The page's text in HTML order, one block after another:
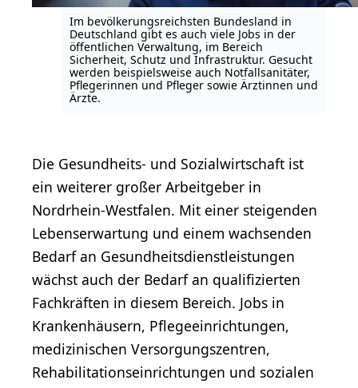
Im bevölkerungsreichsten Bundesland in
Deutschland gibt es auch viele Jobs in der
öffentlichen Verwaltung, im Bereich
Sicherheit, Schutz und Infrastruktur. Gesucht
werden beispielsweise auch Notfallsanitäter,
Pflegerinnen und Pfleger sowie Ärztinnen und
Ärzte.
Die Gesundheits- und Sozialwirtschaft ist
ein weiterer großer Arbeitgeber in
Nordrhein-Westfalen. Mit einer steigenden
Lebenserwartung und einem wachsenden
Bedarf an Gesundheitsdienstleistungen
wächst auch der Bedarf an qualifizierten
Fachkräften in diesem Bereich. Jobs in
Krankenhäusern, Pflegeeinrichtungen,
medizinischen Versorgungszentren,
Rehabilitationseinrichtungen und sozialen